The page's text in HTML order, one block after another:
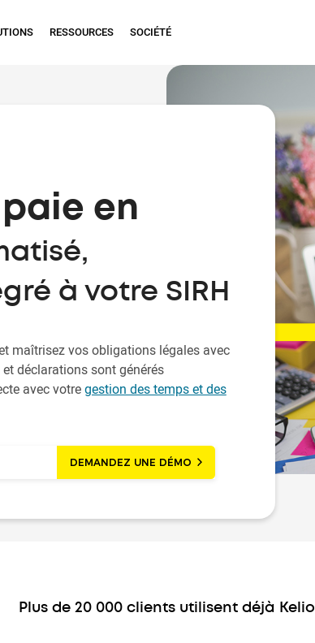
RESSOURCES SOCIÉTÉ
en
à votre SIRH
maîtrisez vos obligations légales avec
déclarations sont générés
avec votregestion des temps et des
DEMANDEZ UNE DÉMO
Plus de 20 000 clients utilisent déjà Kelio